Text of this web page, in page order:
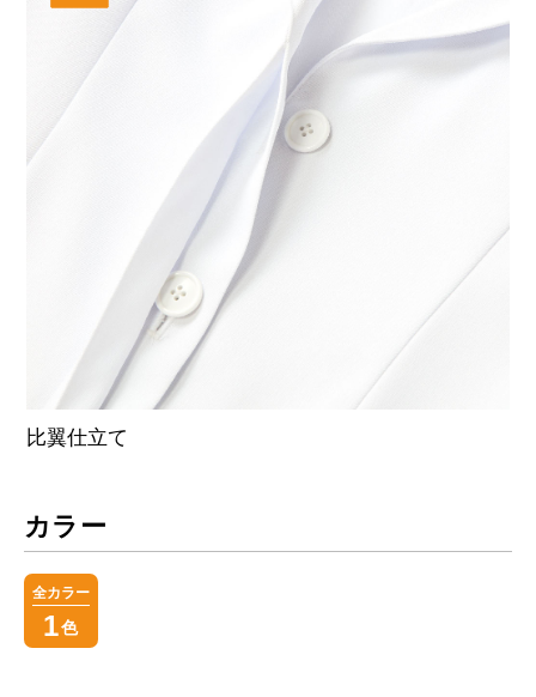
比翼仕立て
カラー
全カラー
1色